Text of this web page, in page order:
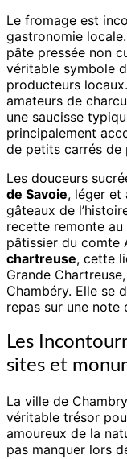
Le fromage est
gastronomie
pâte pressée non
véritable symbole
producteurs
amateurs de
une saucisse
principalement
de petits carrés de
Les douceurs
de Savoie, léger et
gâteaux de
recette remonte
pâtissier du comte
chartreuse, cette
Grande
Chambéry. Elle se
repas sur une note
Les
sites et
La ville de
véritable trésor
amoureux de la
pas manquer lors